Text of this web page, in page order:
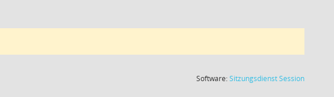
Software:SitzungsdienstSession(Wird in